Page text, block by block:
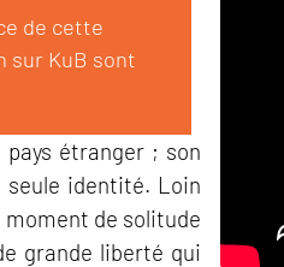
de cette
sur KuB sont
étranger ; son
seule identité. Loin
de solitude
grande liberté qui